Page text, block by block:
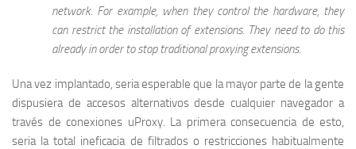
network. For example, when they control the hardware, they
can restrict the installation of extensions. They need to do this
already in order to stop traditional proxying extensions.
Una vez implantado, seria esperable que la mayor parte de la gente
dispusiera de accesos alternativos desde cualquier navegador a
través de conexiones uProxy. La primera consecuencia de esto,
seria la total ineficacia de filtrados o restricciones habitualmente